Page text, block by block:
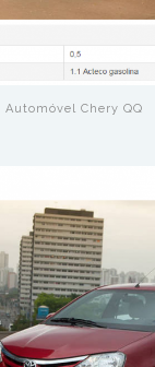
Automóvel Chery QQ